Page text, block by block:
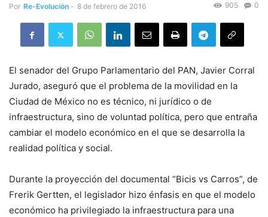
Por Re-Evolución - 8 de febrero de 2016 0
905
El senador del Grupo Parlamentario del PAN, Javier Corral
Jurado, aseguró que el problema de la movilidad en la
Ciudad de México no es técnico, ni jurídico o de
infraestructura, sino de voluntad política, pero que entraña
cambiar el modelo económico en el que se desarrolla la
realidad política y social.
Durante la proyección del documental “Bicis vs Carros”, de
Frerik Gertten, el legislador hizo énfasis en que el modelo
económico ha privilegiado la infraestructura para una